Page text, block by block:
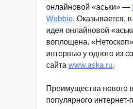
онлайновой «аськи» —
Webbie. Оказывается,
идея онлайновой
воплощена.
интервью у одного из
сайта www.aska.ru.
Преимущества нового
популярного интернет-